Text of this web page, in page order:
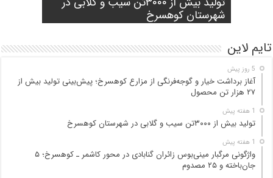
تن محصول
شهرستان کوهسرخ
۲۵ مصدوم
کوهسرخ و بررسی نقاط حادثه‌خیز
مدارس برای سال تحصیلی جدید
تایم لاین
5 روز پیش
آغاز برداشت خیار و گوجه‌فرنگی از مزارع کوهسرخ؛ پیش‌بینی تولید بیش از
۲۷ هزار تن محصول
1 هفته پیش
تولید بیش از ۳۰۰۰تن سیب و گلابی در شهرستان کوهسرخ
1 هفته پیش
واژگونی مرگبار مینی‌بوس زائران گنابادی در محور کاشمر ـ کوهسرخ؛ ۵
جان‌باخته و ۲۵ مصدوم